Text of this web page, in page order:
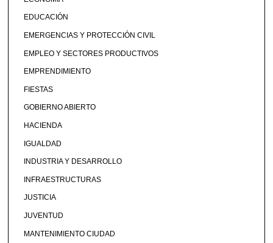
EDUCACIÓN
EMERGENCIAS Y PROTECCIÓN CIVIL
EMPLEO Y SECTORES PRODUCTIVOS
EMPRENDIMIENTO
FIESTAS
GOBIERNO ABIERTO
HACIENDA
IGUALDAD
INDUSTRIA Y DESARROLLO
INFRAESTRUCTURAS
JUSTICIA
JUVENTUD
MANTENIMIENTO CIUDAD